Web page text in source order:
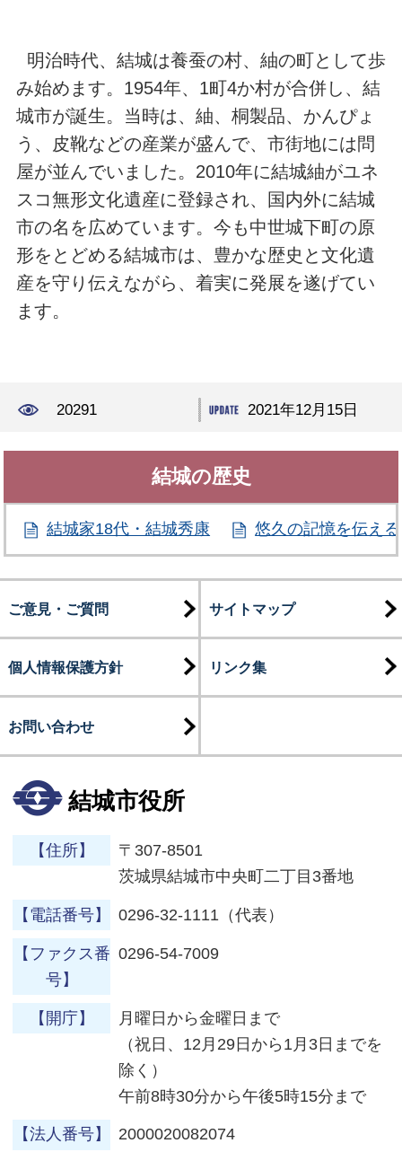
明治時代、結城は養蚕の村、紬の町として歩
み始めます。1954年、1町4か村が合併し、結
城市が誕生。当時は、紬、桐製品、かんぴょ
う、皮靴などの産業が盛んで、市街地には問
屋が並んでいました。2010年に結城紬がユネ
スコ無形文化遺産に登録され、国内外に結城
市の名を広めています。今も中世城下町の原
形をとどめる結城市は、豊かな歴史と文化遺
産を守り伝えながら、着実に発展を遂げてい
ます。
20291 2021年12月15日
結城の歴史
結城家18代・結城秀康 悠久の記憶を伝え
ご意見・ご質問 サイトマップ
個人情報保護方針 リンク集
お問い合わせ
結城市役所
【住所】
〒307-8501
茨城県結城市中央町二丁目3番地
【電話番号】 0296-32-1111（代表）
【ファクス番
号】
0296-54-7009
【開庁】
月曜日から金曜日まで
（祝日、12月29日から1月3日までを
除く）
午前8時30分から午後5時15分まで
【法人番号】 2000020082074